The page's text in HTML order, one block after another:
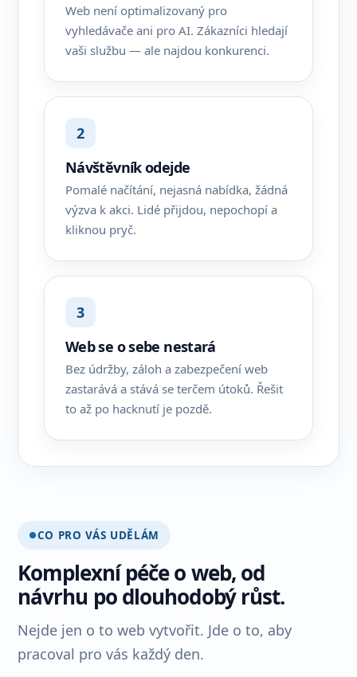
Web není optimalizovaný pro
vyhledávače ani pro AI. Zákazníci hledají
vaši službu — ale najdou konkurenci.
2
Návštěvník odejde
Pomalé načítání, nejasná nabídka, žádná
výzva k akci. Lidé přijdou, nepochopí a
kliknou pryč.
3
Web se o sebe nestará
Bez údržby, záloh a zabezpečení web
zastarává a stává se terčem útoků. Řešit
to až po hacknutí je pozdě.
CO PRO VÁS UDĚLÁM
Komplexní péče o web, od
návrhu po dlouhodobý růst.
Nejde jen o to web vytvořit. Jde o to, aby
pracoval pro vás každý den.